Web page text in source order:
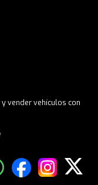
vender vehículos con